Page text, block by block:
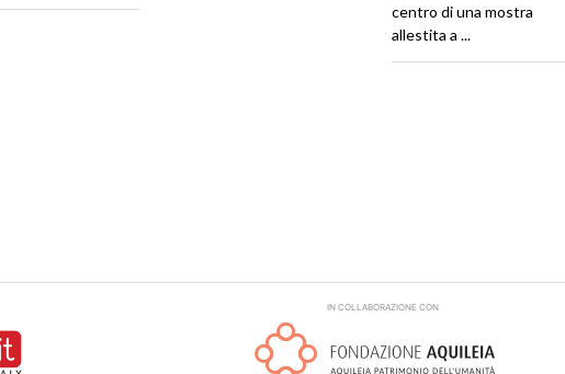
centro di una mostra
allestita a ...
IN COLLABORAZIONE CON